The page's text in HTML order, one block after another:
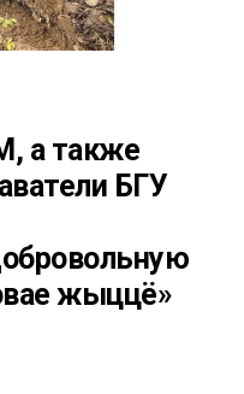
а также
БГУ
жыццё»